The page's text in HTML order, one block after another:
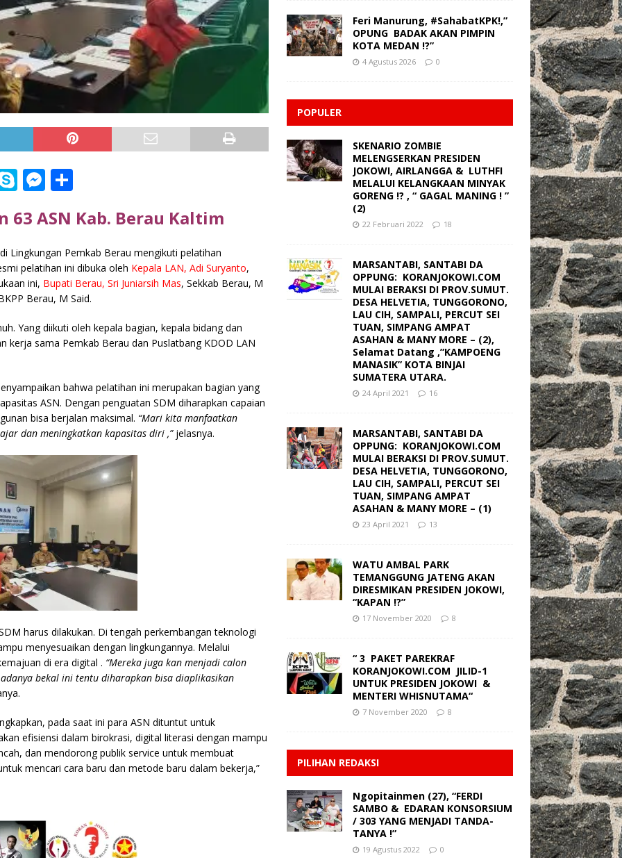
S
y
p
e
M
ss
e
n
g
e
r
ar
e
ASN Kab. Berau Kaltim
Lingkungan Pemkab Berau mengikuti pelatihan
pelatihan ini dibuka oleh Kepala LAN, Adi Suryanto,
ini, Bupati Berau, Sri Juniarsih Mas, Sekkab Berau, M
Berau, M Said.
Yang diikuti oleh kepala bagian, kepala bidang dan
kerja sama Pemkab Berau dan Puslatbang KDOD LAN
bahwa pelatihan ini merupakan bagian yang
ASN. Dengan penguatan SDM diharapkan capaian
bisa berjalan maksimal. “Mari kita manfaatkan
dan meningkatkan kapasitas diri ,”jelasnya.
harus dilakukan. Di tengah perkembangan teknologi
menyesuaikan dengan lingkungannya. Melalui
di era digital . “Mereka juga kan menjadi calon
bekal ini tentu diharapkan bisa diaplikasikan
pada saat ini para ASN dituntut untuk
efisiensi dalam birokrasi, digital literasi dengan mampu
dan mendorong publik service untuk membuat
mencari cara baru dan metode baru dalam bekerja,”
Feri Manurung, #SahabatKPK!,”
OPUNG BADAK AKAN PIMPIN
KOTA MEDAN !?”
4 Agustus 2026 0
POPULER
SKENARIO ZOMBIE
MELENGSERKAN PRESIDEN
JOKOWI, AIRLANGGA & LUTHFI
MELALUI KELANGKAAN MINYAK
GORENG !? , “ GAGAL MANING ! ”
(2)
22 Februari 2022 18
MARSANTABI, SANTABI DA
OPPUNG: KORANJOKOWI.COM
MULAI BERAKSI DI PROV.SUMUT.
DESA HELVETIA, TUNGGORONO,
LAU CIH, SAMPALI, PERCUT SEI
TUAN, SIMPANG AMPAT
ASAHAN & MANY MORE – (2),
Selamat Datang ,”KAMPOENG
MANASIK” KOTA BINJAI
SUMATERA UTARA.
24 April 2021 16
MARSANTABI, SANTABI DA
OPPUNG: KORANJOKOWI.COM
MULAI BERAKSI DI PROV.SUMUT.
DESA HELVETIA, TUNGGORONO,
LAU CIH, SAMPALI, PERCUT SEI
TUAN, SIMPANG AMPAT
ASAHAN & MANY MORE – (1)
23 April 2021 13
WATU AMBAL PARK
TEMANGGUNG JATENG AKAN
DIRESMIKAN PRESIDEN JOKOWI,
“KAPAN !?”
17 November 2020 8
“ 3 PAKET PAREKRAF
KORANJOKOWI.COM JILID-1
UNTUK PRESIDEN JOKOWI &
MENTERI WHISNUTAMA“
7 November 2020 8
PILIHAN REDAKSI
Ngopitainmen (27), “FERDI
SAMBO & EDARAN KONSORSIUM
/ 303 YANG MENJADI TANDA-
TANYA !”
19 Agustus 2022 0